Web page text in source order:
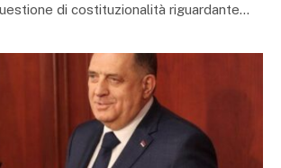
di costituzionalità riguardante…